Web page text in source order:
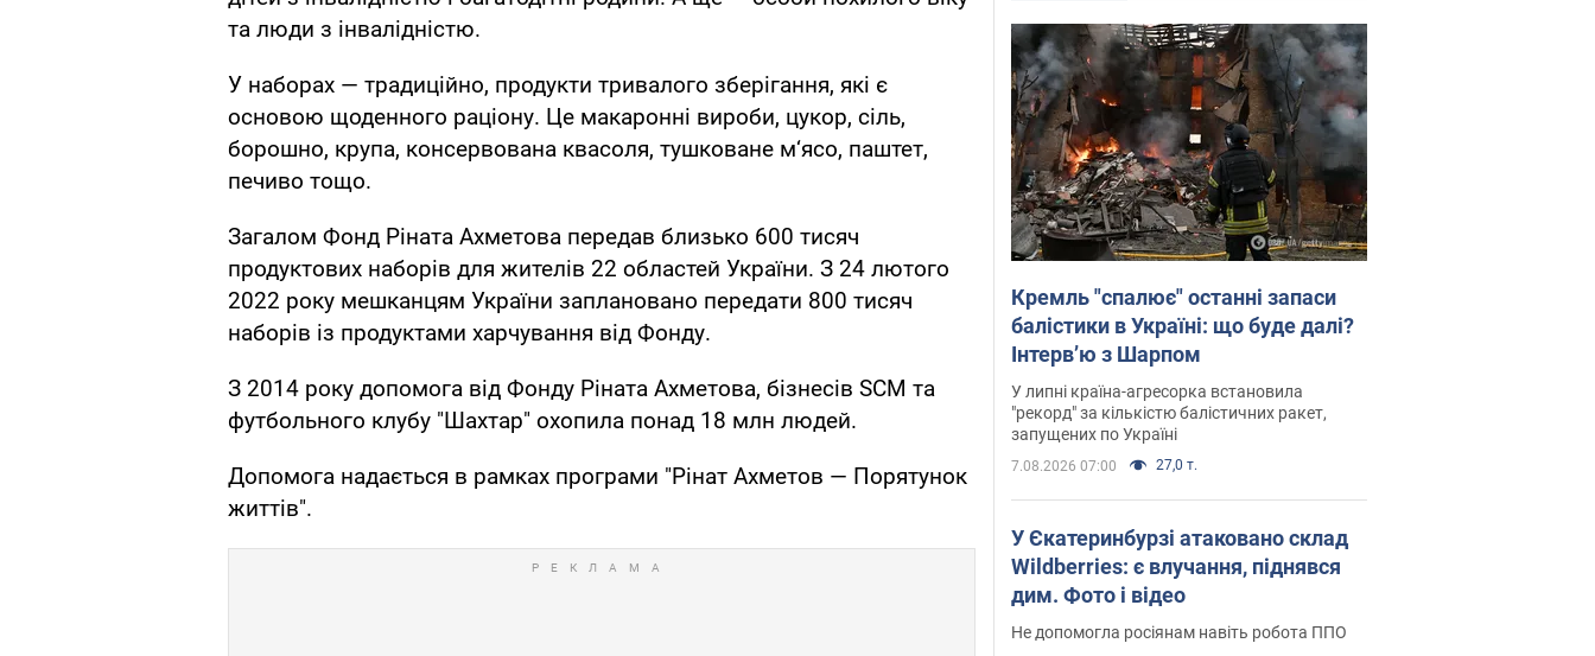
та люди з інвалідністю.
У наборах — традиційно, продукти тривалого зберігання, які є
основою щоденного раціону. Це макаронні вироби, цукор, сіль,
борошно, крупа, консервована квасоля, тушковане м‘ясо, паштет,
печиво тощо.
Загалом Фонд Ріната Ахметова передав близько 600 тисяч
продуктових наборів для жителів 22 областей України. З 24 лютого
2022 року мешканцям України заплановано передати 800 тисяч
наборів із продуктами харчування від Фонду.
З 2014 року допомога від Фонду Ріната Ахметова, бізнесів SCM та
футбольного клубу "Шахтар" охопила понад 18 млн людей.
Допомога надається в рамках програми "Рінат Ахметов — Порятунок
життів".
Кремль "спалює" останні запаси
балістики в Україні: що буде далі?
Інтерв’ю з Шарпом
У липні країна-агресорка встановила
"рекорд" за кількістю балістичних ракет,
запущених по Україні
7.08.2026 07:00 27,0 т.
У Єкатеринбурзі атаковано склад
Wildberries: є влучання, піднявся
дим. Фото і відео
Не допомогла росіянам навіть робота ППО